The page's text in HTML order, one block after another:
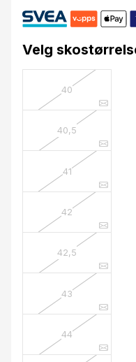
Velg
40
40,5
41
42
42,5
43
44